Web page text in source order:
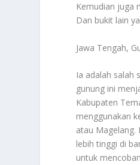
Kemudian juga
Dan bukit lain
Jawa Tengah,
Ia adalah salah
gunung ini
Kabupaten
menggunakan
atau Magelang.
lebih tinggi di
untuk